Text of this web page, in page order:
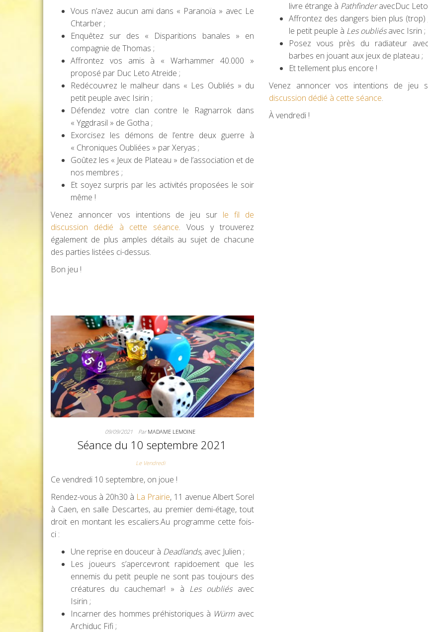
Vous n’avez aucun ami dans « Paranoïa » avec Le
Chtarber ;
Enquêtez sur des « Disparitions banales » en
compagnie de Thomas ;
Affrontez vos amis à « Warhammer 40.000 »
proposé par Duc Leto Atreide ;
Redécouvrez le malheur dans « Les Oubliés » du
petit peuple avec Isirin ;
Défendez votre clan contre le Ragnarrok dans
« Yggdrasil » de Gotha ;
Exorcisez les démons de l’entre deux guerre à
« Chroniques Oubliées » par Xeryas ;
Goûtez les « Jeux de Plateau » de l’association et de
nos membres ;
Et soyez surpris par les activités proposées le soir
même !
Venez annoncer vos intentions de jeu sur le fil de
discussion dédié à cette séance. Vous y trouverez
également de plus amples détails au sujet de chacune
des parties listées ci-dessus.
Bon jeu !
livre étrange à PathfinderavecDuc
Affrontez des dangers bien plus
le petit peuple à Les oubliésavec Isrin ;
Posez vous près du radiateur
barbes en jouant aux jeux de plateau ;
Et tellement plus encore !
Venez annoncer vos intentions de jeu
discussion dédié à cette séance.
À vendredi !
09/09/2021 ParMADAME LEMOINE
Séance du 10 septembre 2021
Le Vendredi
Ce vendredi 10 septembre, on joue !
Rendez-vous à 20h30 à La Prairie, 11 avenue Albert Sorel
à Caen, en salle Descartes, au premier demi-étage, tout
droit en montant les escaliers.Au programme cette fois-
ci :
Une reprise en douceur à Deadlands, avec Julien ;
Les joueurs s’apercevront rapidoement que les
ennemis du petit peuple ne sont pas toujours des
créatures du cauchemar! » à Les oubliésavec
Isirin ;
Incarner des hommes préhistoriques à Würmavec
Archiduc Fifi ;